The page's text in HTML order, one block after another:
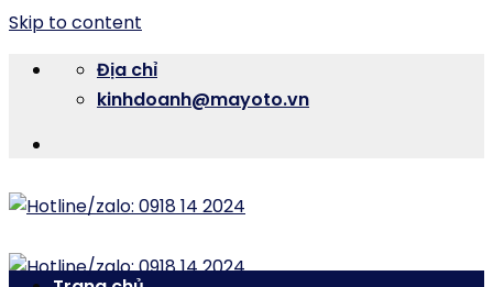
Skip to content
Địa chỉ
kinhdoanh@mayoto.vn